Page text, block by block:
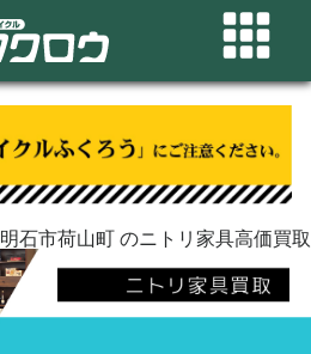
明石市荷山町 のニトリ家具高価買取